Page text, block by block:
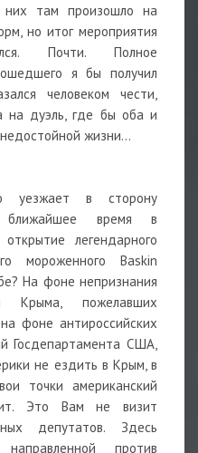
них там произошло на
но итог мероприятия
Почти. Полное
я бы получил
человеком чести,
на дуэль, где бы оба и
жизни…
уезжает в сторону
время в
легендарного
мороженного Baskin
На фоне непризнания
Крыма, пожелавших
фоне антироссийских
Госдепартамента США,
не ездить в Крым, в
точки американский
Это Вам не визит
депутатов. Здесь
против